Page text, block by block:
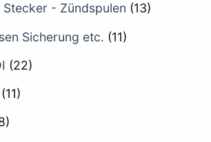
- Zündspulen (13)
Sicherung etc. (11)
(22)
(11)